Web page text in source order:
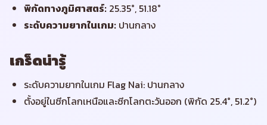
พิกัดทางภูมิศาสตร์: 25.35°, 51.18°
ระดับความยากในเกม: ปานกลาง
เกร็ดน่ารู้
ระดับความยากในเกม Flag Nai: ปานกลาง
ตั้งอยู่ในซีกโลกเหนือและซีกโลกตะวันออก (พิกัด 25.4°, 51.2°)